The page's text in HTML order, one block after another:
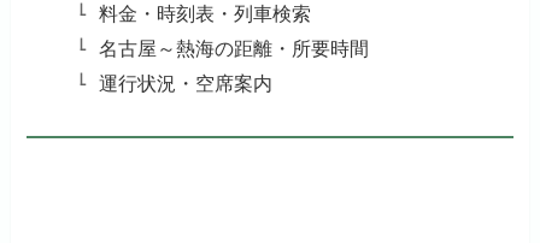
料金・時刻表・列車検索
名古屋～熱海の距離・所要時間
運行状況・空席案内